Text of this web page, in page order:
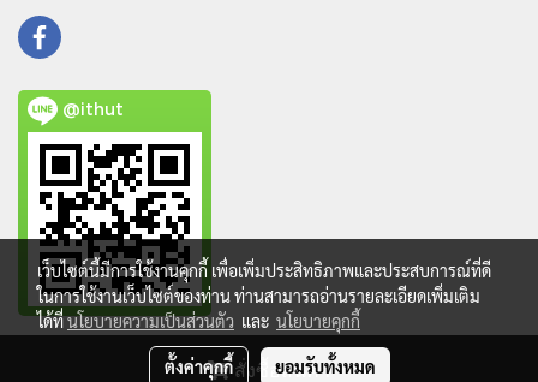
สั่งซื้อสินค้า
@ithut
เว็บไซต์นี้มีการใช้งานคุกกี้ เพื่อเพิ่มประสิทธิภาพและประสบการณ์ที่ดี
ในการใช้งานเว็บไซต์ของท่าน ท่านสามารถอ่านรายละเอียดเพิ่มเติม
ได้ที่นโยบายความเป็นส่วนตัว และ นโยบายคุกกี้
ตั้งค่าคุกกี้ ยอมรับทั้งหมด